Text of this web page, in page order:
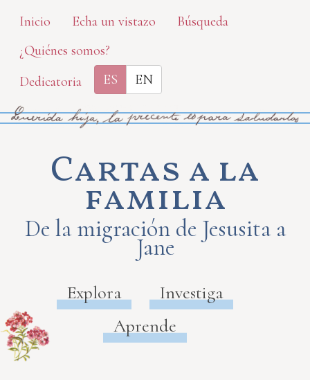
Skip
main
content
Inicio Echa un vistazo
Búsqueda
¿Quiénes somos?
Dedicatoria
ES EN
Cartas a la
familia
De la migración de Jesusita a
Jane
Explora
Investiga
Aprende